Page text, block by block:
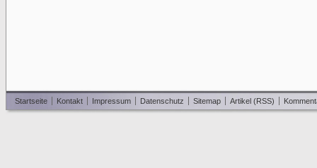
Startseite Kontakt Impressum Datenschutz Sitemap Artikel (RSS)